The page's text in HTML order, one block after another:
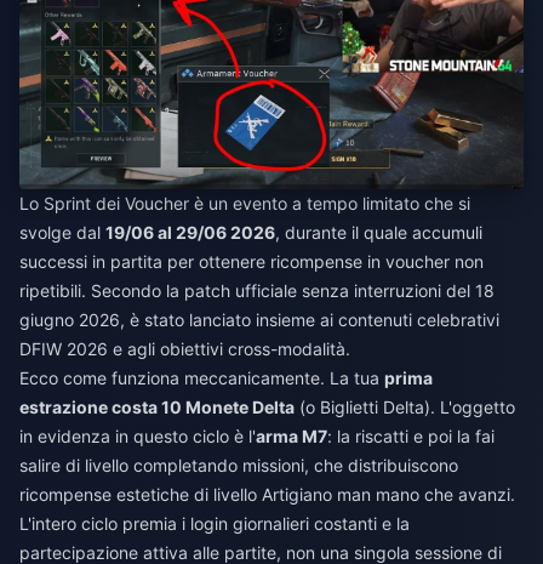
Lo Sprint dei Voucher è un evento a tempo limitato che si
svolge dal 19/06 al 29/06 2026, durante il quale accumuli
successi in partita per ottenere ricompense in voucher non
ripetibili. Secondo la patch ufficiale senza interruzioni del 18
giugno 2026, è stato lanciato insieme ai contenuti celebrativi
DFIW 2026 e agli obiettivi cross-modalità.
Ecco come funziona meccanicamente. La tua prima
estrazione costa 10 Monete Delta (o Biglietti Delta). L'oggetto
in evidenza in questo ciclo è l'arma M7: la riscatti e poi la fai
salire di livello completando missioni, che distribuiscono
ricompense estetiche di livello Artigiano man mano che avanzi.
L'intero ciclo premia i login giornalieri costanti e la
partecipazione attiva alle partite, non una singola sessione di